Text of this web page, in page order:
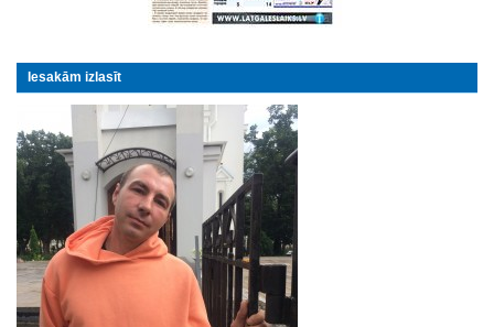
Iesakām izlasīt